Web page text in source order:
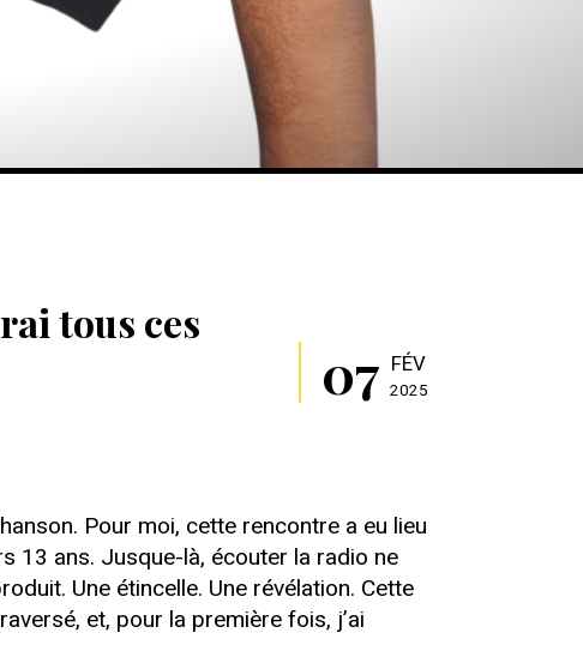
tous ces
07 FÉV
2025
Pour moi, cette rencontre a eu lieu
13 ans. Jusque-là, écouter la radio ne
Une étincelle. Une révélation. Cette
et, pour la première fois, j’ai